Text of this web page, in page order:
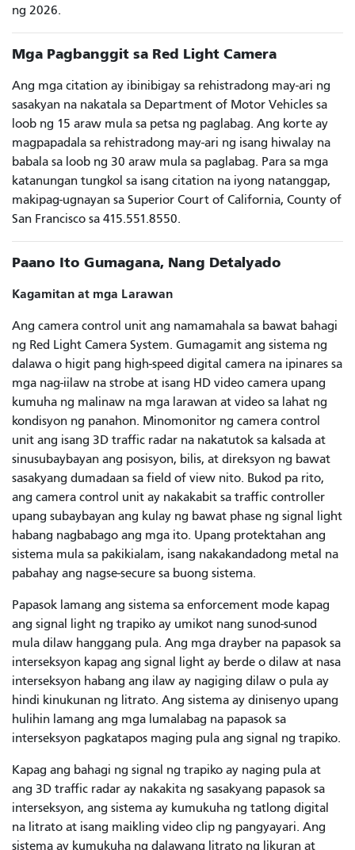
ng 2026.
Mga Pagbanggit sa Red Light Camera
Ang mga citation ay ibinibigay sa rehistradong may-ari ng
sasakyan na nakatala sa Department of Motor Vehicles sa
loob ng 15 araw mula sa petsa ng paglabag. Ang korte ay
magpapadala sa rehistradong may-ari ng isang hiwalay na
babala sa loob ng 30 araw mula sa paglabag. Para sa mga
katanungan tungkol sa isang citation na iyong natanggap,
makipag-ugnayan sa Superior Court of California, County of
San Francisco sa 415.551.8550.
Paano Ito Gumagana, Nang Detalyado
Kagamitan at mga Larawan
Ang camera control unit ang namamahala sa bawat bahagi
ng Red Light Camera System. Gumagamit ang sistema ng
dalawa o higit pang high-speed digital camera na ipinares sa
mga nag-iilaw na strobe at isang HD video camera upang
kumuha ng malinaw na mga larawan at video sa lahat ng
kondisyon ng panahon. Minomonitor ng camera control
unit ang isang 3D traffic radar na nakatutok sa kalsada at
sinusubaybayan ang posisyon, bilis, at direksyon ng bawat
sasakyang dumadaan sa field of view nito. Bukod pa rito,
ang camera control unit ay nakakabit sa traffic controller
upang subaybayan ang kulay ng bawat phase ng signal light
habang nagbabago ang mga ito. Upang protektahan ang
sistema mula sa pakikialam, isang nakakandadong metal na
pabahay ang nagse-secure sa buong sistema.
Papasok lamang ang sistema sa enforcement mode kapag
ang signal light ng trapiko ay umikot nang sunod-sunod
mula dilaw hanggang pula. Ang mga drayber na papasok sa
interseksyon kapag ang signal light ay berde o dilaw at nasa
interseksyon habang ang ilaw ay nagiging dilaw o pula ay
hindi kinukunan ng litrato. Ang sistema ay dinisenyo upang
hulihin lamang ang mga lumalabag na papasok sa
interseksyon pagkatapos maging pula ang signal ng trapiko.
Kapag ang bahagi ng signal ng trapiko ay naging pula at
ang 3D traffic radar ay nakakita ng sasakyang papasok sa
interseksyon, ang sistema ay kumukuha ng tatlong digital
na litrato at isang maikling video clip ng pangyayari. Ang
sistema ay kumukuha ng dalawang litrato ng likuran at